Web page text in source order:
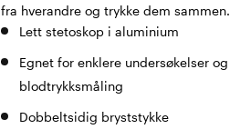
fra hverandre og trykke dem sammen.
Lett stetoskop i aluminium
Egnet for enklere undersøkelser og
blodtrykksmåling
Dobbeltsidig bryststykke